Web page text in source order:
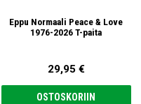
Eppu Normaali Peace & Love
1976-2026 T-paita
29,95 €
OSTOSKORIIN